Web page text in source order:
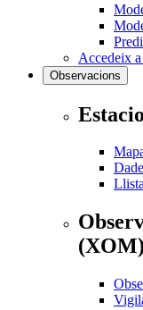
Accedeix
Observacions
(XOM)